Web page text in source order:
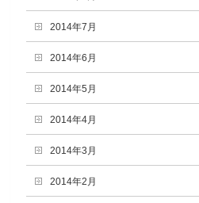
2014年7月
2014年6月
2014年5月
2014年4月
2014年3月
2014年2月